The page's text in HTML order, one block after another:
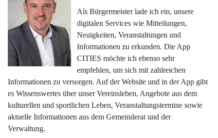
Als Bürgermeister lade ich ein, unsere
digitalen Services wie Mitteilungen,
Neuigkeiten, Veranstaltungen und
Informationen zu erkunden. Die App
CITIES möchte ich ebenso sehr
empfehlen, um sich mit zahlreichen
Informationen zu versorgen. Auf der Website und in der App gibt
es Wissenswertes über unser Vereinsleben, Angebote aus dem
kulturellen und sportlichen Leben, Veranstaltungstermine sowie
aktuelle Informationen aus dem Gemeinderat und der
Verwaltung.